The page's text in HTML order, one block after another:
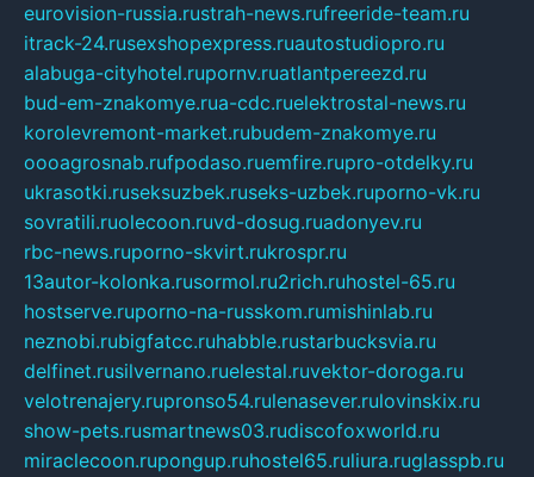
eurovision-russia.rustrah-news.rufreeride-team.ru
itrack-24.rusexshopexpress.ruautostudiopro.ru
alabuga-cityhotel.rupornv.ruatlantpereezd.ru
bud-em-znakomye.rua-cdc.ruelektrostal-news.ru
korolevremont-market.rubudem-znakomye.ru
oooagrosnab.rufpodaso.ruemfire.rupro-otdelky.ru
ukrasotki.ruseksuzbek.ruseks-uzbek.ruporno-vk.ru
sovratili.ruolecoon.ruvd-dosug.ruadonyev.ru
rbc-news.ruporno-skvirt.rukrospr.ru
13autor-kolonka.rusormol.ru2rich.ruhostel-65.ru
hostserve.ruporno-na-russkom.rumishinlab.ru
neznobi.rubigfatcc.ruhabble.rustarbucksvia.ru
delfinet.rusilvernano.ruelestal.ruvektor-doroga.ru
velotrenajery.rupronso54.rulenasever.rulovinskix.ru
show-pets.rusmartnews03.rudiscofoxworld.ru
miraclecoon.rupongup.ruhostel65.ruliura.ruglasspb.ru